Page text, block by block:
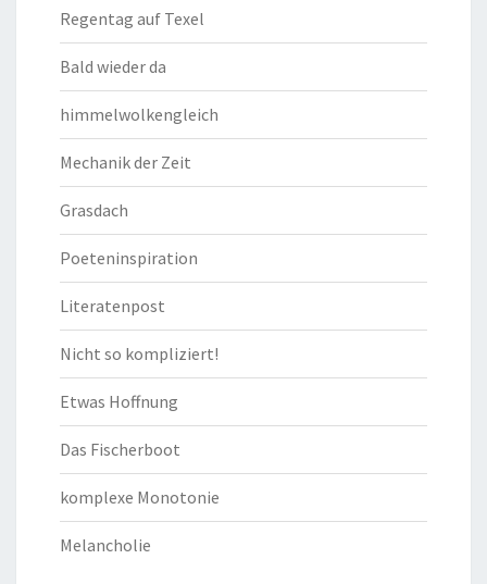
Regentag auf Texel
Bald wieder da
himmelwolkengleich
Mechanik der Zeit
Grasdach
Poeteninspiration
Literatenpost
Nicht so kompliziert!
Etwas Hoffnung
Das Fischerboot
komplexe Monotonie
Melancholie